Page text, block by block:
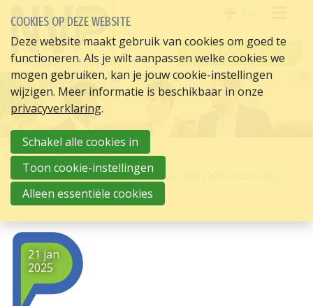
INLOGGEN
HOME
HR ACTUEEL
AANVRAAGFORMULIER EXPATREGELING (30%-REGELING)
2025 BESCHIKBAAR
21 jan
2025
COOKIES OP DEZE WEBSITE
Deze website maakt gebruik van cookies om goed te
functioneren. Als je wilt aanpassen welke cookies we
mogen gebruiken, kan je jouw cookie-instellingen
wijzigen. Meer informatie is beschikbaar in onze
privacyverklaring.
Schakel alle cookies in
Toon cookie-instellingen
Alleen essentiële cookies